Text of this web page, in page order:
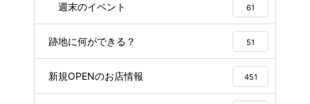
週末のイベント 61
跡地に何ができる？ 51
新規OPENのお店情報 451